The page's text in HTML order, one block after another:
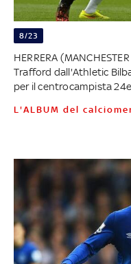
8/23
HERRERA
Trafford dall'Athletic
per il centrocampista
L'ALBUM del